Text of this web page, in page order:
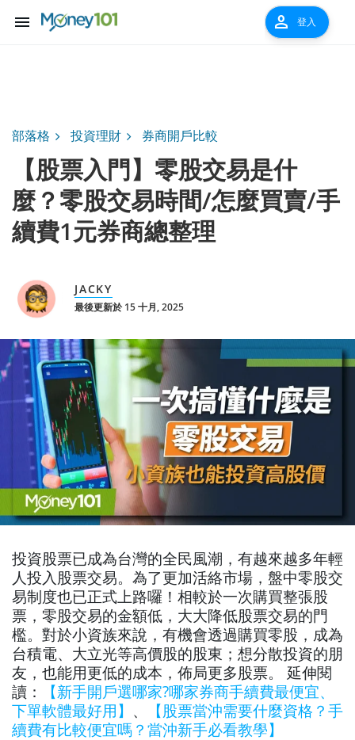
menu person 登入
部落格 投資理財 券商開戶比較
【股票入門】零股交易是什
麼？零股交易時間/怎麼買賣/手
續費1元券商總整理
JACKY
最後更新於 15 十月, 2025
投資股票已成為台灣的全民風潮，有越來越多年輕
人投入股票交易。為了更加活絡市場，盤中零股交
易制度也已正式上路囉！相較於一次購買整張股
票，零股交易的金額低，大大降低股票交易的門
檻。對於小資族來說，有機會透過購買零股，成為
台積電、大立光等高價股的股東；想分散投資的朋
友，也能用更低的成本，佈局更多股票。 延伸閱
讀：
【新手開戶選哪家?哪家券商手續費最便宜、
下單軟體最好用】 、
【股票當沖需要什麼資格？手
續費有比較便宜嗎？當沖新手必看教學】